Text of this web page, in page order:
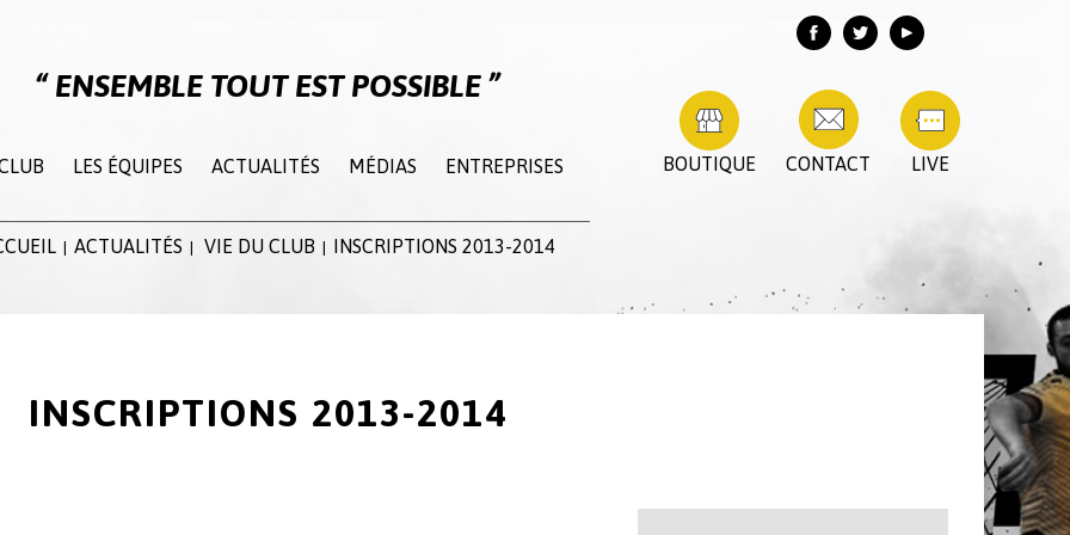
ENSEMBLE TOUT EST POSSIBLE
LES ÉQUIPES ACTUALITÉS MÉDIAS ENTREPRISES
| ACTUALITÉS VIE DU CLUB INSCRIPTIONS 2013-2014
LIVE
CONTACT
BOUTIQUE
INSCRIPTIONS 2013-2014